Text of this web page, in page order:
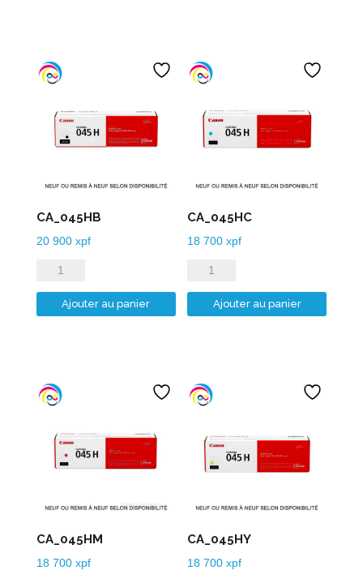
CA_045HB
20 900 xpf
quantité
de
CA_045HB
Ajouter au panier
CA_045HC
18 700xpf
quantité
de
CA_045HC
Ajouter au panier
CA_045HM
18 700 xpf
CA_045HY
18 700xpf